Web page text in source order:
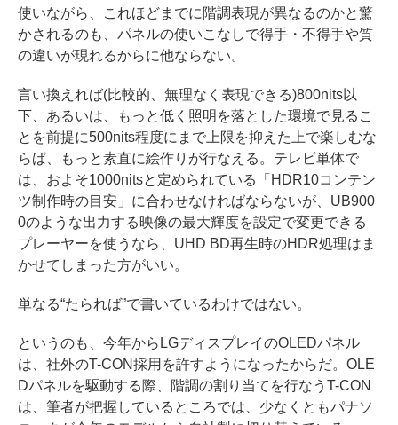
使いながら、これほどまでに階調表現が異なるのかと驚
かされるのも、パネルの使いこなしで得手・不得手や質
の違いが現れるからに他ならない。
言い換えれば(比較的、無理なく表現できる)800nits以
下、あるいは、もっと低く照明を落とした環境で見るこ
とを前提に500nits程度にまで上限を抑えた上で楽しむな
らば、もっと素直に絵作りが行なえる。テレビ単体で
は、およそ1000nitsと定められている「HDR10コンテン
ツ制作時の目安」に合わせなければならないが、UB900
0のような出力する映像の最大輝度を設定で変更できる
プレーヤーを使うなら、UHD BD再生時のHDR処理はま
かせてしまった方がいい。
単なる“たられば”で書いているわけではない。
というのも、今年からLGディスプレイのOLEDパネル
は、社外のT-CON採用を許すようになったからだ。OLE
Dパネルを駆動する際、階調の割り当てを行なうT-CON
は、筆者が把握しているところでは、少なくともパナソ